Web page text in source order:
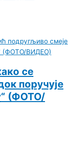
се
поручује
(ФОТО/